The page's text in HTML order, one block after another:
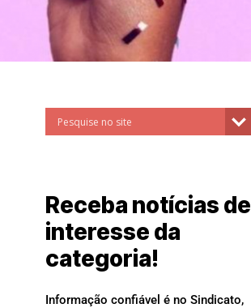
Receba notícias de
interesse da
categoria!
Informação confiável é no Sindicato,